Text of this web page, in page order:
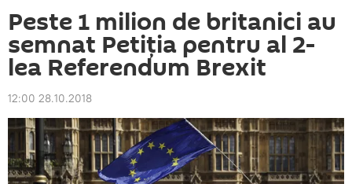
Peste 1 milion de britanici au
semnat Petiţia pentru al 2-
lea Referendum Brexit
12:00 28.10.2018